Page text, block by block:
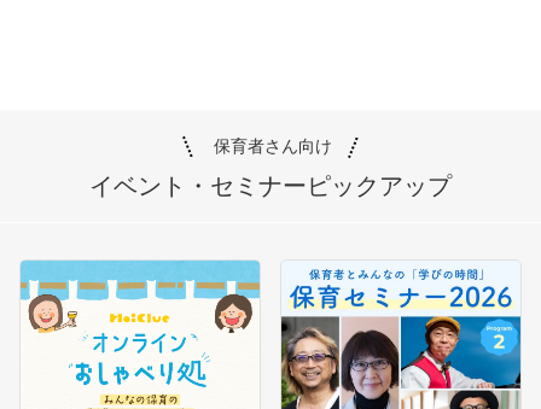
保育者さん向け
イベント・セミナーピックアップ